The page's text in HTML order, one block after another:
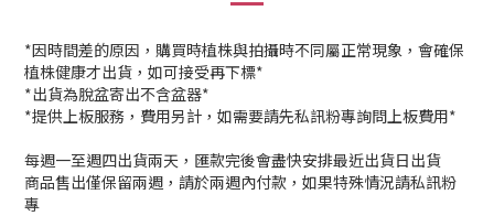
*因時間差的原因，購買時植株與拍攝時不同屬正常現象，會確保
植株健康才出貨，如可接受再下標*
*出貨為脫盆寄出不含盆器*
*提供上板服務，費用另計，如需要請先私訊粉專詢問上板費用*
每週一至週四出貨兩天，匯款完後會盡快安排最近出貨日出貨
商品售出僅保留兩週，請於兩週內付款，如果特殊情況請私訊粉
專